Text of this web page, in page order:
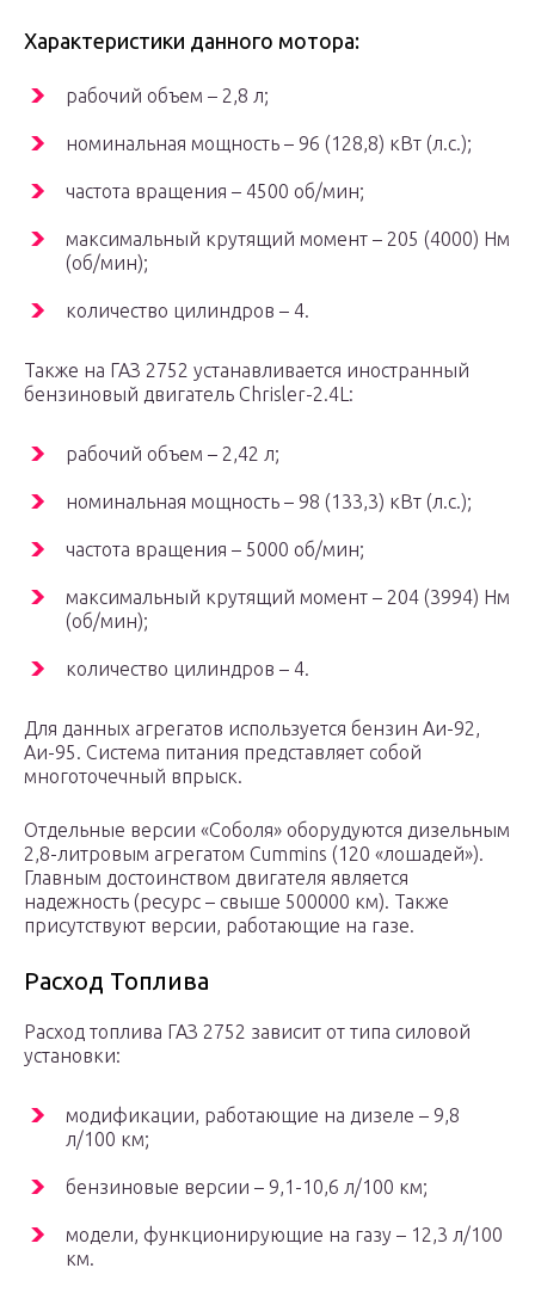
Характеристики данного мотора:
рабочий объем – 2,8 л;
номинальная мощность – 96 (128,8) кВт (л.с.);
частота вращения – 4500 об/мин;
максимальный крутящий момент – 205 (4000) Нм
(об/мин);
количество цилиндров – 4.
Также на ГАЗ 2752 устанавливается иностранный
бензиновый двигатель Chrisler-2.4L:
рабочий объем – 2,42 л;
номинальная мощность – 98 (133,3) кВт (л.с.);
частота вращения – 5000 об/мин;
максимальный крутящий момент – 204 (3994) Нм
(об/мин);
количество цилиндров – 4.
Для данных агрегатов используется бензин Аи-92,
Аи-95. Система питания представляет собой
многоточечный впрыск.
Отдельные версии «Соболя» оборудуются дизельным
2,8-литровым агрегатом Cummins (120 «лошадей»).
Главным достоинством двигателя является
надежность (ресурс – свыше 500000 км). Также
присутствуют версии, работающие на газе.
Расход Топлива
Расход топлива ГАЗ 2752 зависит от типа силовой
установки:
модификации, работающие на дизеле – 9,8
л/100 км;
бензиновые версии – 9,1-10,6 л/100 км;
модели, функционирующие на газу – 12,3 л/100
км.